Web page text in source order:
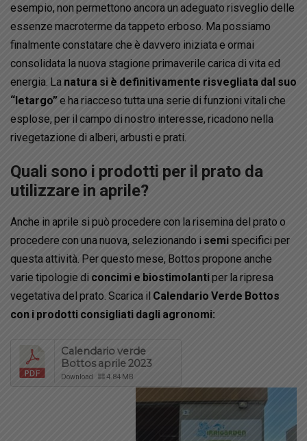
esempio, non permettono ancora un adeguato risveglio delle
essenze macroterme da tappeto erboso. Ma possiamo
finalmente constatare che è davvero iniziata e ormai
consolidata la nuova stagione primaverile carica di vita ed
energia. La natura si è definitivamente risvegliata dal suo
“letargo”e ha riacceso tutta una serie di funzioni vitali che
esplose, per il campo di nostro interesse, ricadono nella
rivegetazione di alberi, arbusti e prati.
Quali sono i prodotti per il prato da
utilizzare in aprile?
Anche in aprile si può procedere con la risemina del prato o
procedere con una nuova, selezionando i semi specifici per
questa attività. Per questo mese, Bottos propone anche
varie tipologie di concimi e biostimolantiper la ripresa
vegetativa del prato. Scarica il Calendario Verde Bottos
con i prodotti consigliati dagli agronomi:
Calendario verde
Bottos aprile 2023
Download 4.84 MB